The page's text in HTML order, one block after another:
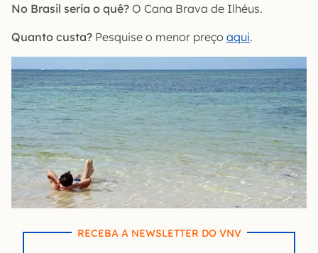
No Brasil seria o quê? O Cana Brava de Ilhéus.
Quanto custa? Pesquise o menor preço aqui.
RECEBA A NEWSLETTER DO VNV